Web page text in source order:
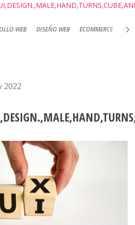
ECOMMERCE FOTOGRAFÍA DE
2022